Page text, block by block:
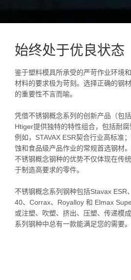
始终处于优良状态
鉴于塑料模具所承受的严苛作业环境
材料的要求极为苛刻。选择正确的钢
的重要性不言而喻。
凭借不锈钢概念系列的创新产品（包
Htiger提供独特的特性组合，包括耐腐
例如，STAVAX ESR契合行业高标准
蚀和食品级产品作业的常规首选钢材
不锈钢概念钢种的优势不仅体现在传
于制造高要求的零件。
不锈钢概念系列钢种包括Stavax ESR
40、Corrax、Royalloy 和 Elmax
或注塑、吹塑、挤出、压塑、传递模
系列钢种中总有一款能满足您的需要。